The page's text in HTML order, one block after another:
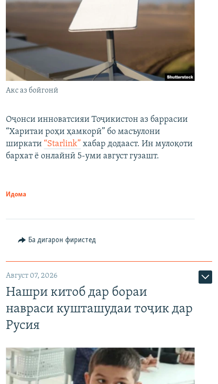
Акс аз бойгонӣ
Оҷонси инноватсияи Тоҷикистон аз баррасии
“Харитаи роҳи ҳамкорӣ” бо масъулони
ширкати “Starlink” хабар додааст. Ин мулоқоти
бархат ё онлайнӣ 5-уми август гузашт.
Идома
Ба дигарон фиристед
Август 07, 2026
Нашри китоб дар бораи
навраси кушташудаи тоҷик дар
Русия